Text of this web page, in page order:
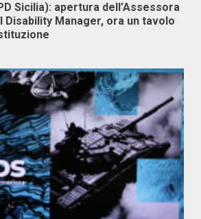
Sicilia): apertura dell’Assessora
Disability Manager, ora un tavolo